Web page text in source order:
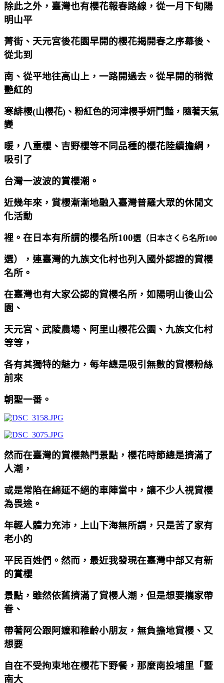
除此之外，臺灣也有櫻花報春路線，從一月下旬陽
明山平
菁街、天元宮後花園早開的櫻花揭開春之序幕後、
從北到
南、從平地往高山上，一路開過去。從早開的稍微
艷紅的
寒緋櫻(山櫻花) 、粉紅色的河津櫻爭妍鬥豔，隨著天氣
變
暖，八重櫻、吉野櫻等不同品種的櫻花陸續擔綱，
吸引了
台灣一波波的賞櫻潮。
近幾年來，賞櫻漸漸地融入臺灣普羅大眾的休閒文
化活動
裡。在日本有所謂的櫻名所100選（日本さくら名所100
選），連臺灣的九族文化村也列入國外認證的賞櫻
名所。
在臺灣也有大家公認的賞櫻名所，如陽明山後山公
園、
天元宮、武陵農場、阿里山櫻花公園、九族文化村
等等，
各有其獨特的魅力，每年總是吸引無數的賞櫻粉絲
前來
朝聖一番。
然而在臺灣的賞櫻熱門景點，櫻花時節總是擠滿了
人潮，
或是常陷在綿延不絕的車陣當中，讓不少人視賞櫻
為畏途。
年輕人體力充沛，上山下海無所謂，只是苦了家有
老小的
平民百姓們。然而，最近我發現在臺灣中部又有新
的賞櫻
景點，雖然依舊擠滿了賞櫻人潮，但是想要攜家帶
眷、
帶著阿公跟阿嬤和稚齡小朋友，無負擔地賞櫻、又
想要
自在不受拘束地在櫻花下野餐，那麼南投埔里「暨
南大